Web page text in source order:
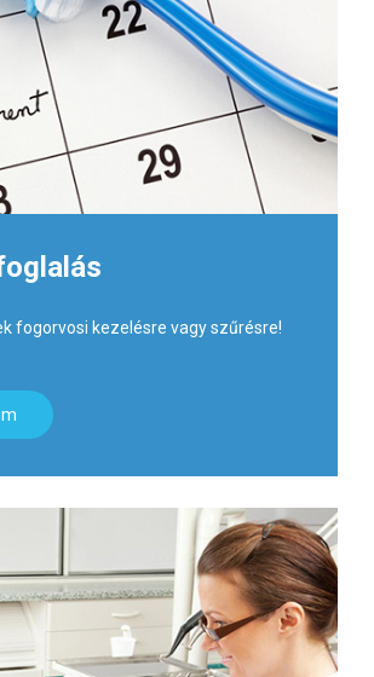
fogorvosi kezelésre vagy szűrésre!